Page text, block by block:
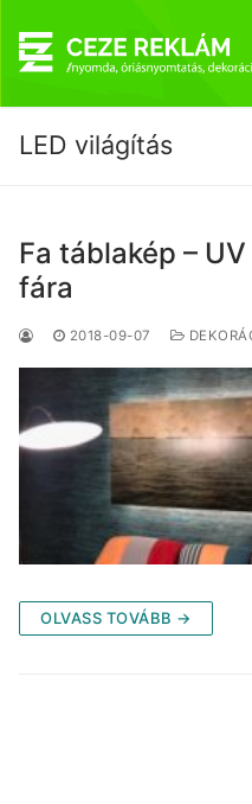
tartalomra
LED világítás
Fa táblakép –
fára
2018-09-07
OLVASS TOVÁBB →